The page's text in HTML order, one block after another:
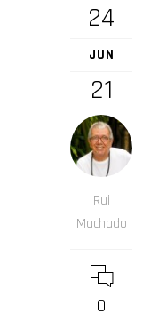
24
JUN
21
Rui
Machado
0